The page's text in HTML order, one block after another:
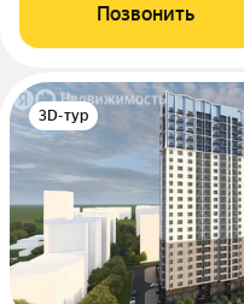
Позвонить
3D-тур